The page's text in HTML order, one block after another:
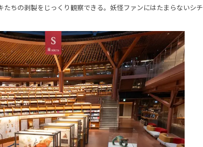
ちの剥製をじっくり観察できる。妖怪ファンにはたまらないシチ